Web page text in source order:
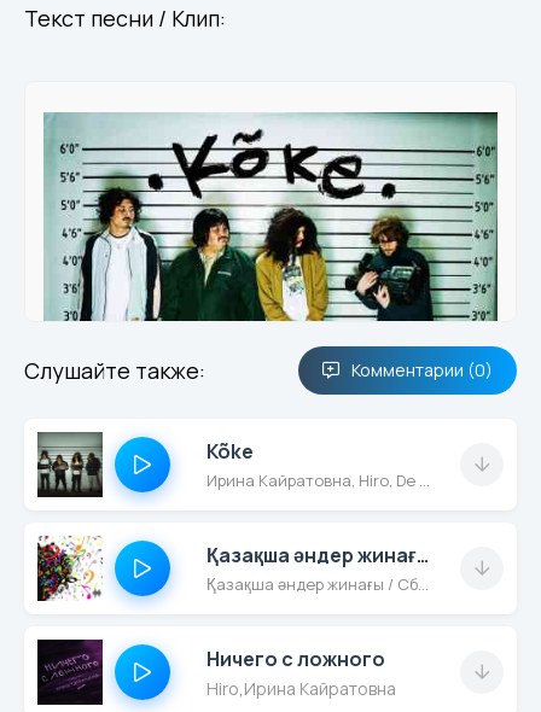
Текст песни / Клип:
Слушайте также: Комментарии (0)
Kõke
Ирина Кайратовна, Hiro, De Lacure, Fatbelly
Қазақша әндер жинағы / Сборник Казахских песен (11.03.2020)
Қазақша әндер жинағы / Сборник Казахских песен (11.03.2020)
Ничего с ложного
Hiro Ирина Кайратовна